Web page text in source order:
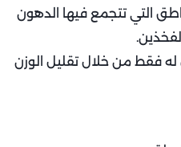
التي تتجمع فيها الدهون
فقط من خلال تقليل الوزن